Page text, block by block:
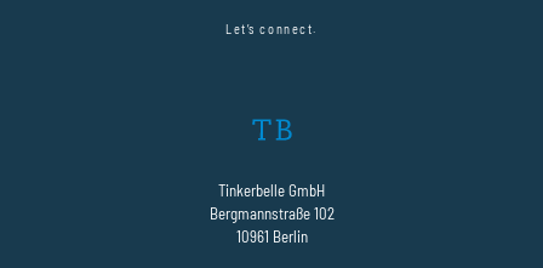
Let’s connect.
Tinkerbelle GmbH
Bergmannstraße 102
10961 Berlin